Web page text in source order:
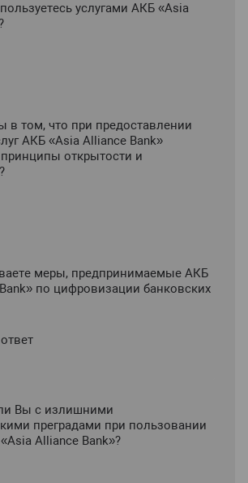
услугами АКБ «Asia
в том, что при предоставлении
АКБ «Asia Alliance Bank»
открытости и
меры, предпринимаемые АКБ
по цифровизации банковских
Вы с излишними
преградами при пользовании
Alliance Bank»?